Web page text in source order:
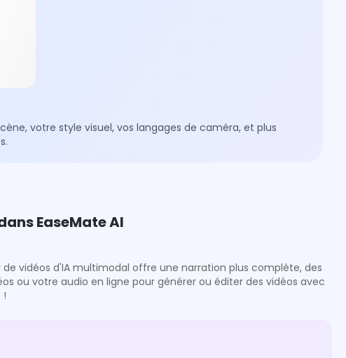
votre style visuel, vos langages de caméra, et plus
EaseMate AI
vidéos d'IA multimodal offre une narration plus complète, des
ou votre audio en ligne pour générer ou éditer des vidéos avec
!